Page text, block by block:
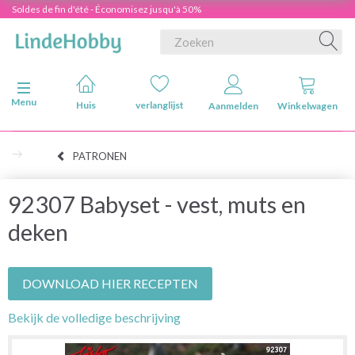
Soldes de fin d'été - Économisez jusqu'à 50%
Navigatie in-/uitschakelen
Menu
Huis verlanglijst Aanmelden Winkelwagen
PATRONEN
92307 Babyset - vest, muts en
deken
DOWNLOAD HIER RECEPTEN
Bekijk de volledige beschrijving